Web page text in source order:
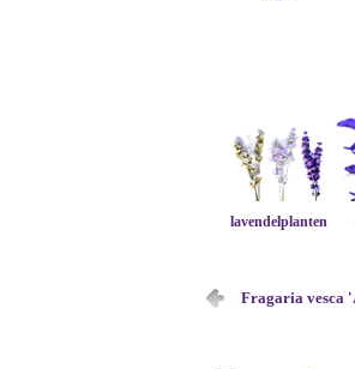
lavendelplanten
Fragaria vesca